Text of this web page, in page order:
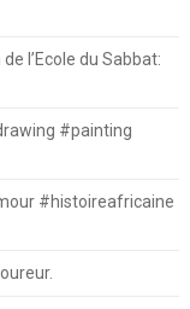
l’Ecole du Sabbat:
#painting
#histoireafricaine